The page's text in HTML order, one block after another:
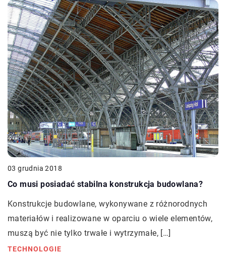
03 grudnia 2018
Co musi posiadać stabilna konstrukcja budowlana?
Konstrukcje budowlane, wykonywane z różnorodnych
materiałów i realizowane w oparciu o wiele elementów,
muszą być nie tylko trwałe i wytrzymałe, […]
TECHNOLOGIE